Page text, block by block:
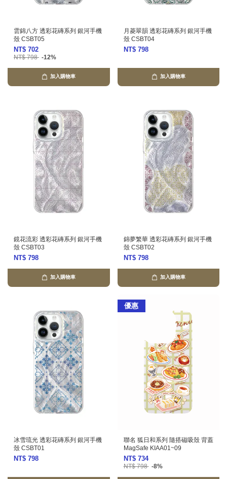
雲錦八方 透彩花磚系列 銀河手機
殼 CSBT05
NT$ 702
NT$ 798 -12%
加入購物車
月菱翠韻 透彩花磚系列 銀河手機
殼 CSBT04
NT$ 798
加入購物車
鏡花流彩 透彩花磚系列 銀河手機
殼 CSBT03
NT$ 798
加入購物車
錦夢繁華 透彩花磚系列 銀河手機
殼 CSBT02
NT$ 798
加入購物車
冰雪琉光 透彩花磚系列 銀河手機
殼 CSBT01
NT$ 798
優惠
聯名 狐日和系列 隨搭磁吸殼 背蓋
MagSafe KIAA01~09
NT$ 734
NT$ 798 -8%